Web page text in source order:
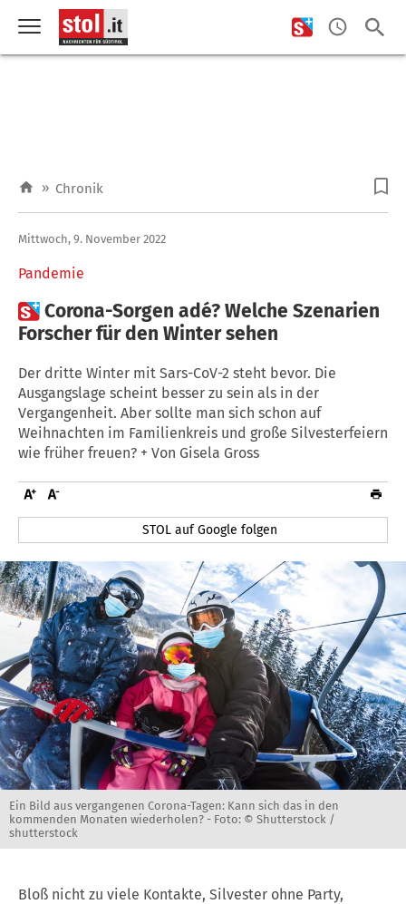
» Chronik
Pandemie
Mittwoch, 9. November 2022
Corona-Sorgen adé? Welche Szenarien
Forscher für den Winter sehen
Der dritte Winter mit Sars-CoV-2 steht bevor. Die
Ausgangslage scheint besser zu sein als in der
Vergangenheit. Aber sollte man sich schon auf
Weihnachten im Familienkreis und große Silvesterfeiern
wie früher freuen? + Von Gisela Gross
STOL auf Google folgen
Ein Bild aus vergangenen Corona-Tagen: Kann sich das in den
kommenden Monaten wiederholen? - Foto: © Shutterstock /
shutterstock
Bloß nicht zu viele Kontakte, Silvester ohne Party,